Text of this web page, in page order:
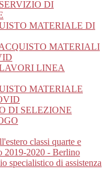
DI
MATERIALE DI
MATERIALI
LINEA
MATERIALE
DI SELEZIONE
classi quarte e
2019-2020 - Berlino
specialistico di assistenza